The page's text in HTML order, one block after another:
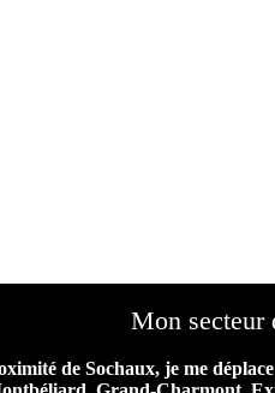
Mon secteur
de Sochaux, je me